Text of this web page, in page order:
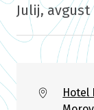
Julij, avgust
Hotel